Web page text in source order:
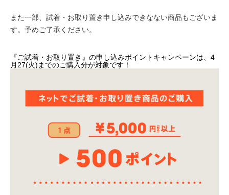
また一部、試着・お取り置き申し込みできなない商品もございま
す。予めご了承ください。
『ご試着・お取り置き』の申し込みポイントキャンペーンは、 4
月27(火)までのご購入分が対象です！